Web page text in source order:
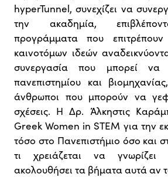
hyperTunnel, συνεχίζει να
την ακαδημία,
προγράμματα που επιτρέπουν
καινοτόμων ιδεών
συνεργασία που μπορεί να
πανεπιστημίου και
άνθρωποι που μπορούν να
σχέσεις. H Δρ. Άλκηστις
Greek Women in STEM για την
τόσο στο Πανεπιστήμιο όσο και
τι χρειάζεται να
ακολουθήσει τα βήματα αυτά αν